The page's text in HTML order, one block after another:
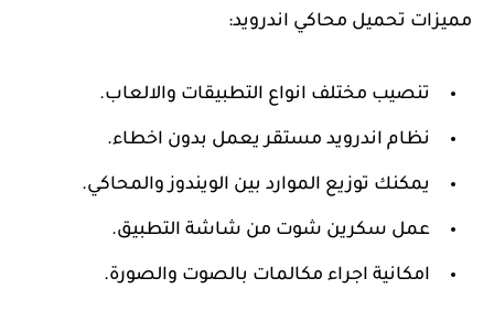
مميزات تحميل محاكي اندرويد:
تنصيب مختلف انواع التطبيقات والالعاب.
نظام اندرويد مستقر يعمل بدون اخطاء.
يمكنك توزيع الموارد بين الويندوز والمحاكي.
عمل سكرين شوت من شاشة التطبيق.
امكانية اجراء مكالمات بالصوت والصورة.